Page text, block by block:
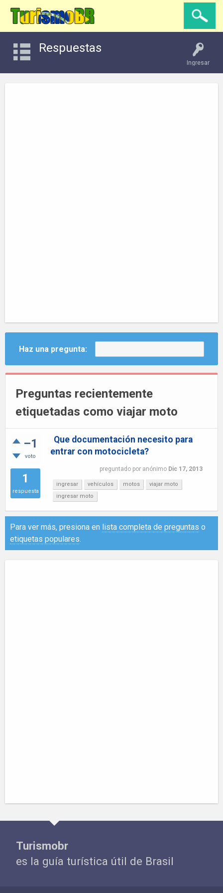
Ingresar
Respuestas
Haz una pregunta:
Preguntas recientemente
etiquetadas como viajar moto
–1
voto
1
respuesta
Que documentación necesito para
entrar con motocicleta?
preguntado por anónimo Dic 17, 2013
ingresar vehículos motos
viajar moto
ingresar moto
Para ver más, presiona en lista completa de preguntas o
etiquetas populares.
Turismobr
es la guía turística útil de Brasil